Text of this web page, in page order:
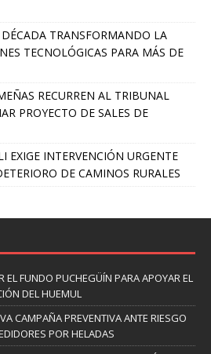
TRANSFORMANDO LA
TECNOLÓGICAS PARA MÁS DE
RECURREN AL TRIBUNAL
PROYECTO DE SALES DE
EXIGE INTERVENCIÓN URGENTE
DE CAMINOS RURALES
EL FUNDO PUCHEGÜÍN PARA APOYAR EL
DEL HUEMUL
CAMPAÑA PREVENTIVA ANTE RIESGO
POR HELADAS